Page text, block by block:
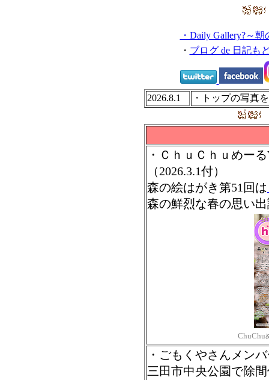
・Daily Gallery?～
・ ブログ de 日記も
2026.8.1 ・トップの写真
・ＣｈｕＣｈｕめー
（2026.3.1付）
森の絵はがき第51回は
森の鮮烈な春の思い
ChuChu
・ごもくやさんメン
三田市中央公園で除